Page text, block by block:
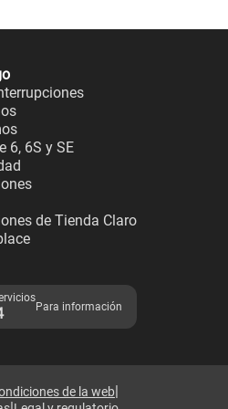
6, 6S y SE
de Tienda Claro
Para información
de la web|